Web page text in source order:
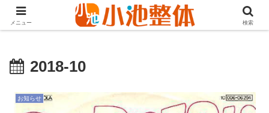
ＪＲ山手線高田馬場駅より徒歩3分・早稲田・新大久保からも至近
2018-10
お知らせ
メニュー 検索